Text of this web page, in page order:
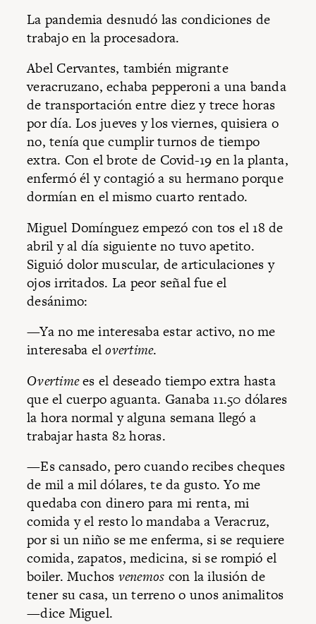
La pandemia desnudó las condiciones de
trabajo en la procesadora.
Abel Cervantes, también migrante
veracruzano, echaba pepperoni a una banda
de transportación entre diez y trece horas
por día. Los jueves y los viernes, quisiera o
no, tenía que cumplir turnos de tiempo
extra. Con el brote de Covid-19 en la planta,
enfermó él y contagió a su hermano porque
dormían en el mismo cuarto rentado.
Miguel Domínguez empezó con tos el 18 de
abril y al día siguiente no tuvo apetito.
Siguió dolor muscular, de articulaciones y
ojos irritados. La peor señal fue el
desánimo:
—Ya no me interesaba estar activo, no me
interesaba elovertime.
Overtimees el deseado tiempo extra hasta
que el cuerpo aguanta. Ganaba 11.50 dólares
la hora normal y alguna semana llegó a
trabajar hasta 82 horas.
—Es cansado, pero cuando recibes cheques
de mil a mil dólares, te da gusto. Yo me
quedaba con dinero para mi renta, mi
comida y el resto lo mandaba a Veracruz,
por si un niño se me enferma, si se requiere
comida, zapatos, medicina, si se rompió el
boiler. Muchos venemos con la ilusión de
tener su casa, un terreno o unos animalitos
—dice Miguel.